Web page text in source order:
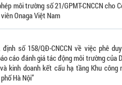
môi trường số 21/GPMT-CNCCN cho
Onaga Việt Nam
định số 158/QĐ-CNCCN về việc phê
cáo đánh giá tác động môi trường của
kinh doanh kết cấu hạ tầng Khu công
Hà Nội”